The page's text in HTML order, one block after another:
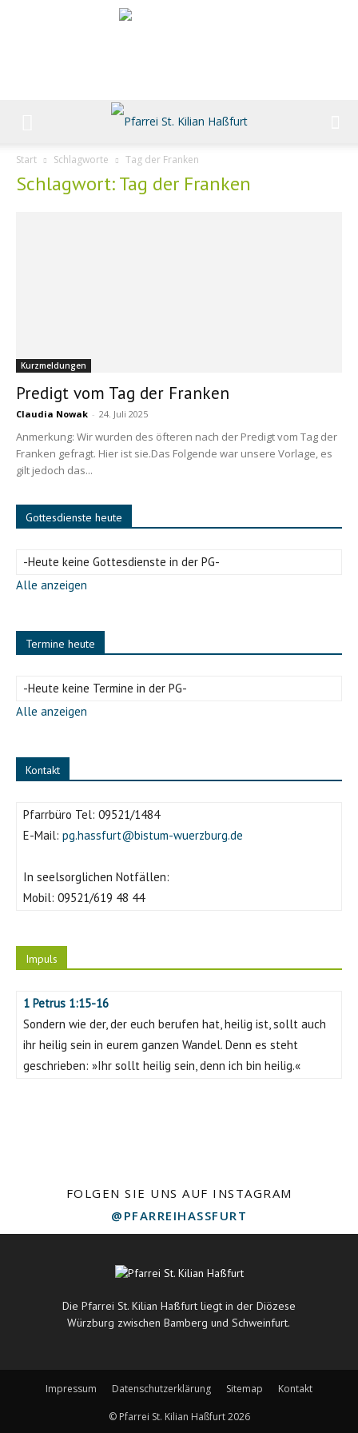
Start Schlagworte Tag der Franken
Schlagwort: Tag der Franken
Kurzmeldungen
Predigt vom Tag der Franken
Claudia Nowak - 24. Juli 2025
Anmerkung: Wir wurden des öfteren nach der Predigt vom Tag der
Franken gefragt. Hier ist sie.Das Folgende war unsere Vorlage, es
gilt jedoch das...
Gottesdienste heute
-Heute keine Gottesdienste in der PG-
Alle anzeigen
Termine heute
-Heute keine Termine in der PG-
Alle anzeigen
Kontakt
Pfarrbüro Tel: 09521/1484
E-Mail: pg.hassfurt@bistum-wuerzburg.de
In seelsorglichen Notfällen:
Mobil: 09521/619 48 44
Impuls
1 Petrus 1:15-16
Sondern wie der, der euch berufen hat, heilig ist, sollt auch
ihr heilig sein in eurem ganzen Wandel. Denn es steht
geschrieben: »Ihr sollt heilig sein, denn ich bin heilig.«
FOLGEN SIE UNS AUF INSTAGRAM
@PFARREIHASSFURT
Die Pfarrei St. Kilian Haßfurt liegt in der Diözese
Würzburg zwischen Bamberg und Schweinfurt.
Impressum Datenschutzerklärung Sitemap Kontakt
© Pfarrei St. Kilian Haßfurt 2026